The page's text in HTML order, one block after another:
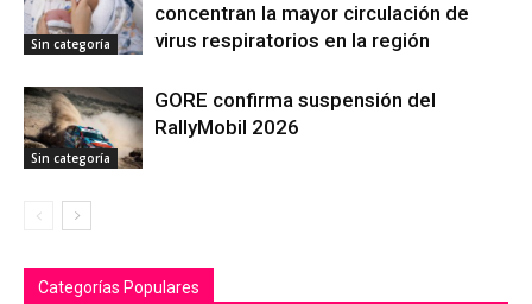
Sin categoría
concentran la mayor circulación de
virus respiratorios en la región
Sin categoría
GORE confirma suspensión del
RallyMobil 2026
Categorías Populares